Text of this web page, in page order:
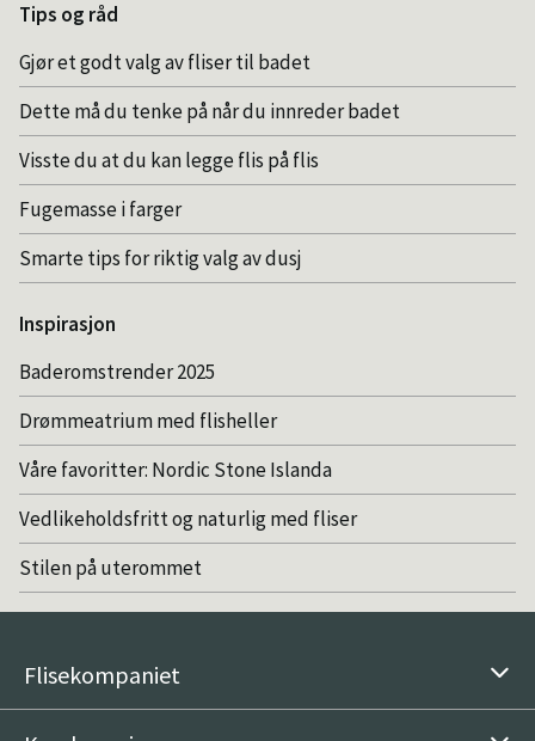
Tips og råd
Gjør et godt valg av fliser til badet
Dette må du tenke på når du innreder badet
Visste du at du kan legge flis på flis
Fugemasse i farger
Smarte tips for riktig valg av dusj
Inspirasjon
Baderomstrender 2025
Drømmeatrium med flisheller
Våre favoritter: Nordic Stone Islanda
Vedlikeholdsfritt og naturlig med fliser
Stilen på uterommet
Flisekompaniet